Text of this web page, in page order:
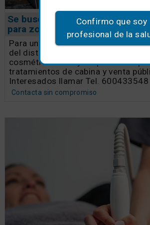
Se busca distribuidor o
para zona de Málaga
Para una Cartera de Clientes
del distribuidor - Marca
cosmética facial y corporal -
tratamientos de cabina y venta
Interesados llamar Tel. 600433548
Contacta sin compromiso
Confirmo que soy
profesional de la